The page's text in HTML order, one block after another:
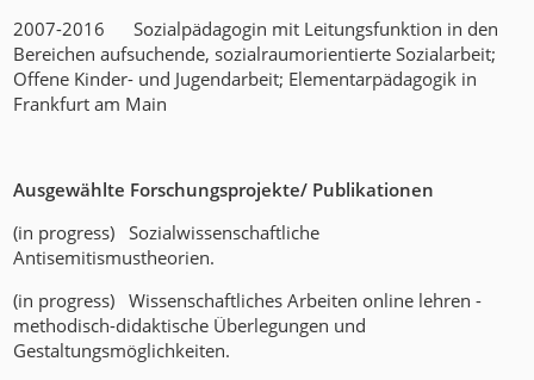
2007-2016 Sozialpädagogin mit Leitungsfunktion in den
Bereichen aufsuchende, sozialraumorientierte Sozialarbeit;
Offene Kinder- und Jugendarbeit; Elementarpädagogik in
Frankfurt am Main
Ausgewählte Forschungsprojekte/ Publikationen
(in progress) Sozialwissenschaftliche
Antisemitismustheorien.
(in progress) Wissenschaftliches Arbeiten online lehren -
methodisch-didaktische Überlegungen und
Gestaltungsmöglichkeiten.